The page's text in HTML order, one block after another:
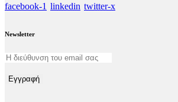
facebook-1 linkedin twitter-x
Newsletter
Εγγραφή